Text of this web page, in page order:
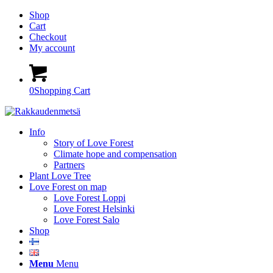
Shop
Cart
Checkout
My account
0Shopping Cart
Info
Story of Love Forest
Climate hope and compensation
Partners
Plant Love Tree
Love Forest on map
Love Forest Loppi
Love Forest Helsinki
Love Forest Salo
Shop
Menu Menu